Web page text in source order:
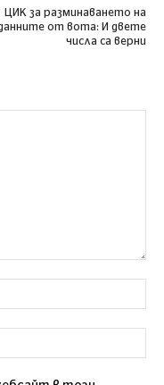
ЦИК за разминаването на
от вота: И двете
числа са верни